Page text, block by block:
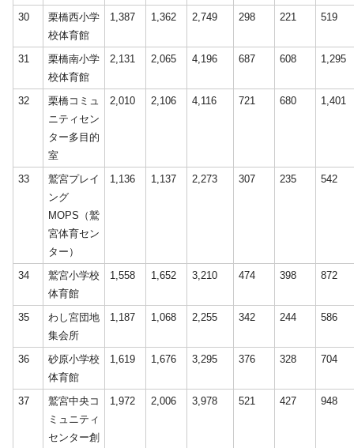
30
栗橋西小学
校体育館
1,387 1,362 2,749 298 221 519
31
栗橋南小学
校体育館
2,131 2,065 4,196 687 608 1,295
32
栗橋コミュ
ニティセン
ター多目的
室
2,010 2,106 4,116 721 680 1,401
33
鷲宮プレイ
ング
MOPS（鷲
宮体育セン
ター）
1,136 1,137 2,273 307 235 542
34
鷲宮小学校
体育館
1,558 1,652 3,210 474 398 872
35
わし宮団地
集会所
1,187 1,068 2,255 342 244 586
36
砂原小学校
体育館
1,619 1,676 3,295 376 328 704
37
鷲宮中央コ
ミュニティ
センター創
1,972 2,006 3,978 521 427 948